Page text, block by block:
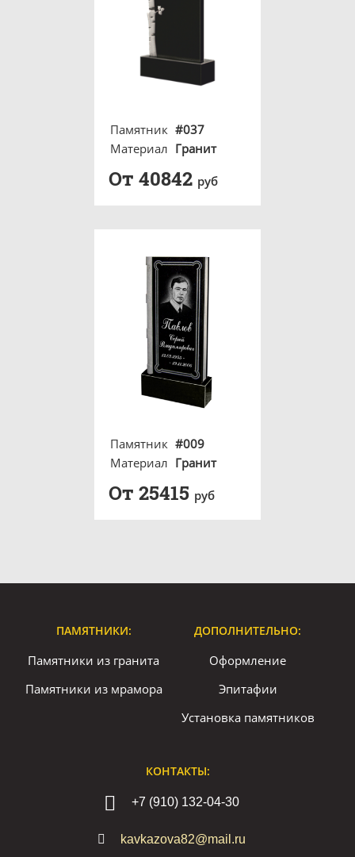
Памятник #037
Материал Гранит
От 40842 руб
Памятник #009
Материал Гранит
От 25415 руб
ПАМЯТНИКИ:
Памятники из гранита
Памятники из мрамора
ДОПОЛНИТЕЛЬНО:
Оформление
Эпитафии
Установка памятников
КОНТАКТЫ:
+7 (910) 132-04-30
kavkazova82@mail.ru